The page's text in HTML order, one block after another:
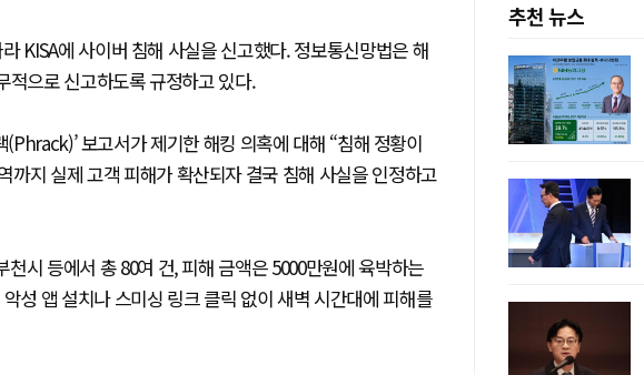
KISA에 사이버 침해 사실을 신고했다. 정보통신망법은 해
적으로 신고하도록 규정하고 있다.
보고서가 제기한 해킹 의혹에 대해 “침해 정황이
까지 실제 고객 피해가 확산되자 결국 침해 사실을 인정하고
시 등에서 총 80여 건, 피해 금액은 5000만원에 육박하는
성 앱 설치나 스미싱 링크 클릭 없이 새벽 시간대에 피해를
추천 뉴스